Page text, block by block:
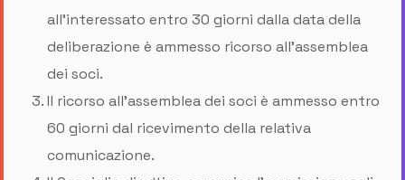
all’interessato entro 30 giorni dalla data della
deliberazione è ammesso ricorso all'assemblea
dei soci.
Il ricorso all'assemblea dei soci è ammesso entro
60 giorni dal ricevimento della relativa
comunicazione.